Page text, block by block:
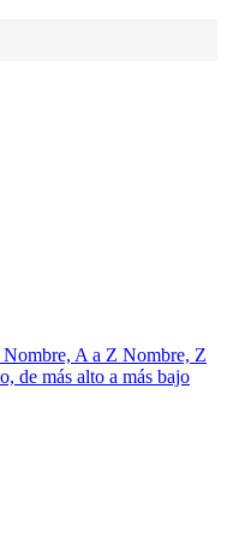
Nombre, A a Z Nombre, Z
de más alto a más bajo